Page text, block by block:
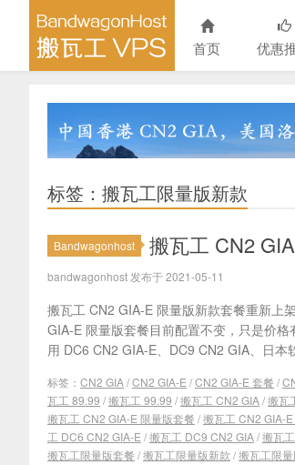
首页 优惠
标签：搬瓦工限量版新款
Bandwagonhost 搬瓦工 CN2
bandwagonhost 发布于 2021-05-11
搬瓦工 CN2 GIA-E 限量版新款套餐重新上
GIA-E 限量版套餐目前配置不变，只是价
用 DC6 CN2 GIA-E、DC9 CN2 GIA、日本
标签： CN2 GIA/CN2 GIA-E /CN2 GIA-E 套餐 /
瓦工 89.99 /搬瓦工 99.99 /搬瓦工 CN2 GIA/搬瓦
搬瓦工 CN2 GIA-E 限量版套餐 /搬瓦工 CN2 GIA-
工 DC6 CN2 GIA-E /搬瓦工 DC9 CN2 GIA/搬瓦
搬瓦工限量版套餐 /搬瓦工限量版新款 /搬瓦工限